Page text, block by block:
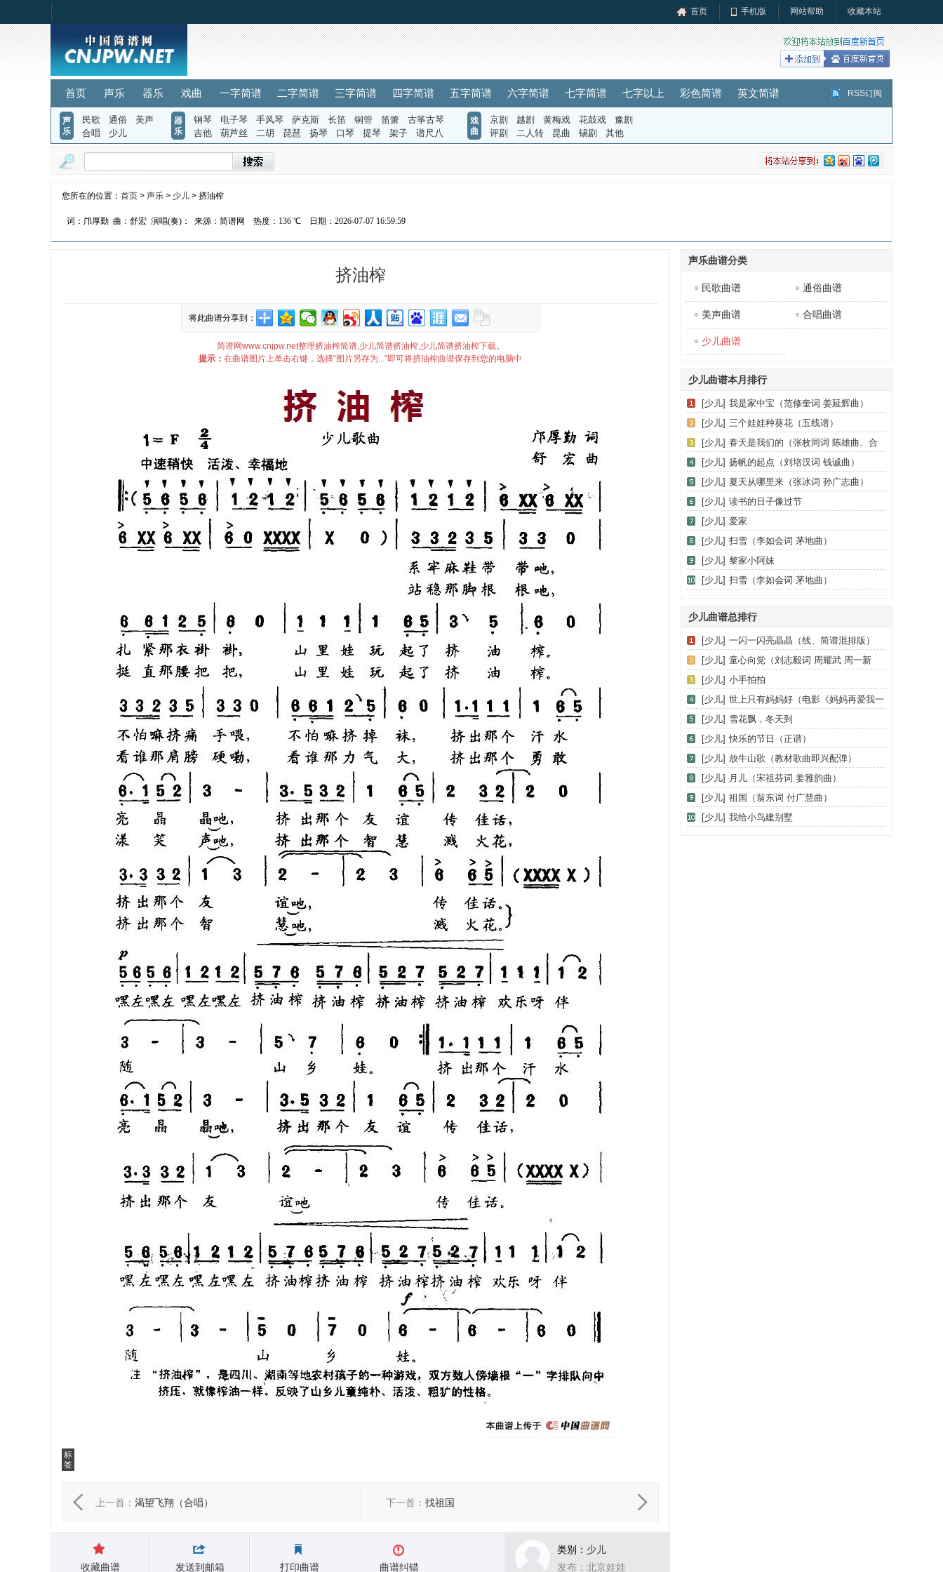
首页 手机版 网站帮助 收藏本站
首页 声乐 器乐 戏曲 一字简谱 二字简谱 三字简谱 四字简谱 五字简谱 六字简谱 七字简谱 七字以上 彩色简谱 英文简谱 RSS订阅
声
乐
民歌 通俗
美声
合唱
少儿
器
乐
钢琴 电子琴 手风琴 萨克斯 长笛 铜管 笛箫
古筝古琴
吉他
葫芦丝 二胡 琵琶 扬琴 口琴 提琴 架子 谱尺八
戏
曲
京剧 越剧 黄梅戏 花鼓戏
豫剧
评剧
二人转 昆曲 锡剧 其他
您所在的位置： 首页 > 声乐 > 少儿 > 挤油榨
词：邝厚勤 曲：舒宏 演唱(奏)： 来源：简谱网 热度： 136 ℃ 日期：2026-07-07 16:59:59
挤油榨
将此曲谱分享到：
简谱网www.cnjpw.net整理挤油榨简谱,少儿简谱挤油榨,少儿简谱挤油榨下载。
提示： 在曲谱图片上单击右键，选择“图片另存为...”即可将挤油榨曲谱保存到您的电脑中
标
签
上一首： 渴望飞翔（合唱） 下一首： 找祖国
收藏曲谱 发送到邮箱 打印曲谱 曲谱纠错
类别： 少儿
发布：北京娃娃
声乐曲谱分类
民歌曲谱 通俗曲谱
美声曲谱 合唱曲谱
少儿曲谱
少儿曲谱本月排行
[少儿] 我是家中宝（范修奎词 姜延辉曲）
[少儿] 三个娃娃种葵花（五线谱）
[少儿] 春天是我们的（张枚同词 陈雄曲、合
唱）
[少儿] 扬帆的起点（刘培汉词 钱诚曲）
[少儿] 夏天从哪里来（张冰词 孙广志曲）
[少儿] 读书的日子像过节
[少儿] 爱家
[少儿] 扫雪（李如会词 茅地曲）
[少儿] 黎家小阿妹
[少儿] 扫雪（李如会词 茅地曲）
少儿曲谱总排行
[少儿] 一闪一闪亮晶晶（线、简谱混排版）
[少儿] 童心向党（刘志毅词 周耀武 周一新
曲）
[少儿] 小手拍拍
[少儿] 世上只有妈妈好（电影《妈妈再爱我一
次》主题歌）
[少儿] 雪花飘，冬天到
[少儿] 快乐的节日（正谱）
[少儿] 放牛山歌（教材歌曲即兴配弹）
[少儿] 月儿（宋祖芬词 姜雅韵曲）
[少儿] 祖国（翁东词 付广慧曲）
[少儿] 我给小鸟建别墅